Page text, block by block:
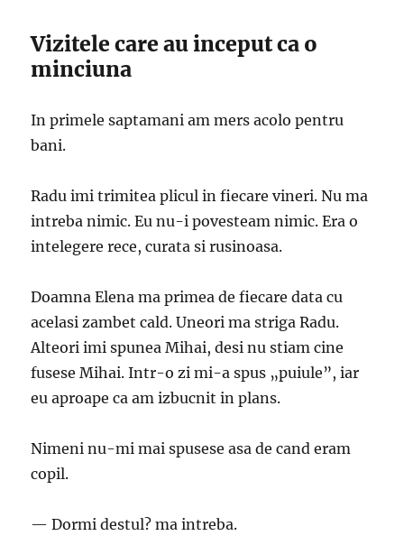
Vizitele care au inceput ca o
minciuna
In primele saptamani am mers acolo pentru
bani.
Radu imi trimitea plicul in fiecare vineri. Nu ma
intreba nimic. Eu nu-i povesteam nimic. Era o
intelegere rece, curata si rusinoasa.
Doamna Elena ma primea de fiecare data cu
acelasi zambet cald. Uneori ma striga Radu.
Alteori imi spunea Mihai, desi nu stiam cine
fusese Mihai. Intr-o zi mi-a spus „puiule”, iar
eu aproape ca am izbucnit in plans.
Nimeni nu-mi mai spusese asa de cand eram
copil.
— Dormi destul? ma intreba.